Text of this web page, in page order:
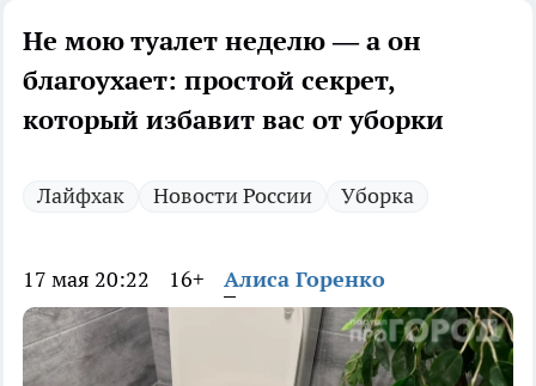
Не мою туалет неделю — а он
благоухает: простой секрет,
который избавит вас от уборки
Лайфхак Новости России Уборка
17 мая 20:22 16+ Алиса Горенко